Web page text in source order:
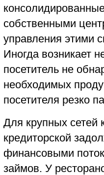
собственными
управления этими
Иногда возникает
посетитель не
необходимых
посетителя резко
Для крупных сетей
кредиторской
финансовыми
займов. У